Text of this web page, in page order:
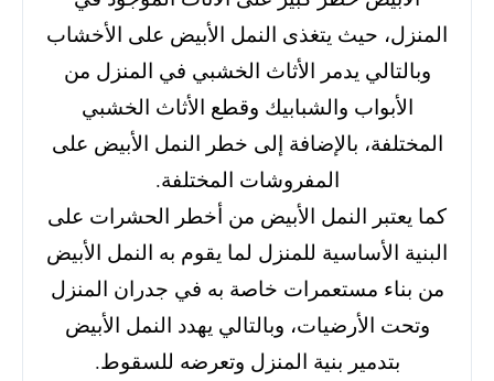
المنزل، حيث يتغذى النمل الأبيض على الأخشاب
وبالتالي يدمر الأثاث الخشبي في المنزل من
الأبواب والشبابيك وقطع الأثاث الخشبي
المختلفة، بالإضافة إلى خطر النمل الأبيض على
المفروشات المختلفة.
كما يعتبر النمل الأبيض من أخطر الحشرات على
البنية الأساسية للمنزل لما يقوم به النمل الأبيض
من بناء مستعمرات خاصة به في جدران المنزل
وتحت الأرضيات، وبالتالي يهدد النمل الأبيض
بتدمير بنية المنزل وتعرضه للسقوط.